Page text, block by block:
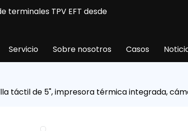
terminales TPV EFT desde
Servicio Sobre nosotros Casos
táctil de 5", impresora térmica integrada,